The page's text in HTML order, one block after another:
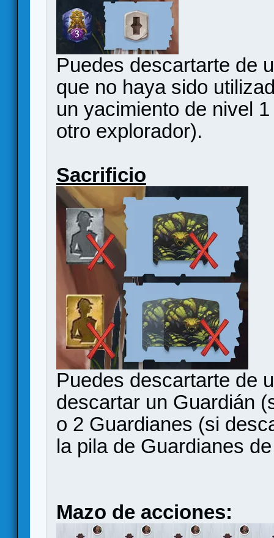
Puedes descartarte de
que no haya sido
un yacimiento de nivel
otro explorador).
Sacrificio
Puedes descartarte de
descartar un Guardián
o 2 Guardianes (si
la pila de Guardianes
Mazo de acciones: